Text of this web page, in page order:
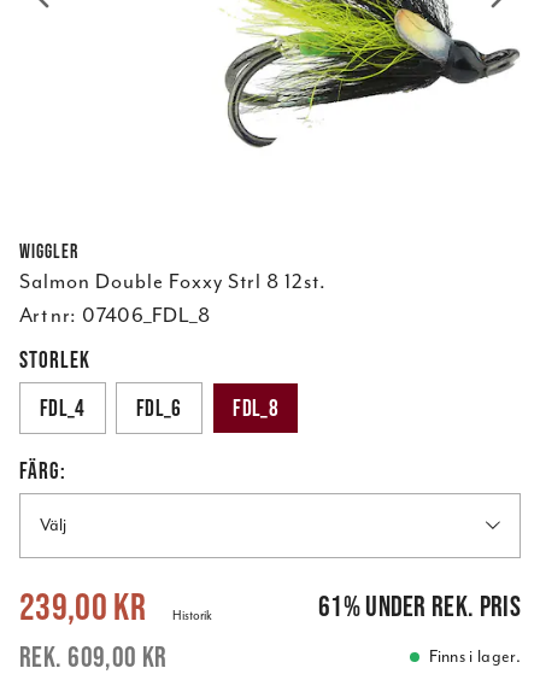
Wiggler
Salmon Double Foxxy Strl 8 12st.
Art nr: 07406_FDL_8
STORLEK
FDL_4
FDL_6 FDL_8
FÄRG:
Välj
Nuvarande pris:239,00 kr 609,00 kr
239,00 kr
609,00 kr
Historik 61%under rek. pris
Finns i lager.